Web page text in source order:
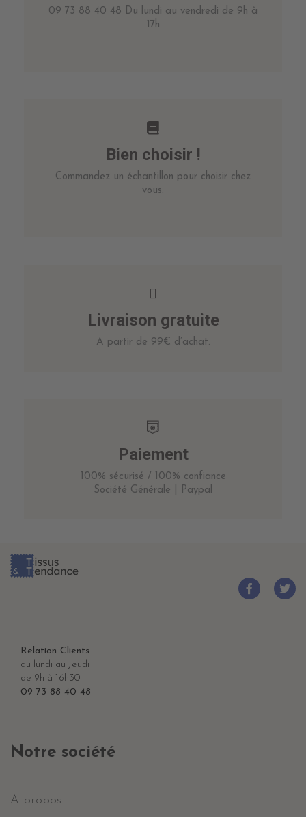
09 73 88 40 48 Du lundi au vendredi de 9h à
17h
Bien choisir !
Commandez un échantillon pour choisir chez
vous.
Livraison gratuite
A partir de 99€ d’achat.
Paiement
100% sécurisé / 100% confiance
Société Générale | Paypal
Relation Clients
du lundi au Jeudi
de 9h à 16h30
09 73 88 40 48
Notre société
A propos